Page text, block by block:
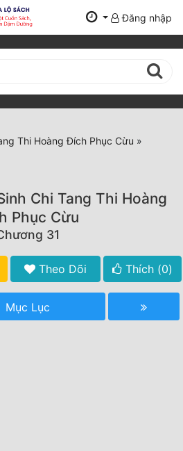
Đăng nhập
Thi Hoàng Đích Phục Cừu »
Chi Tang Thi Hoàng
Phục Cừu
31
Theo Dõi Thích (0)
Mục Lục